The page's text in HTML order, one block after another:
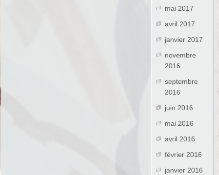
mai 2017
avril 2017
janvier 2017
novembre
2016
septembre
2016
juin 2016
mai 2016
avril 2016
février 2016
janvier 2016